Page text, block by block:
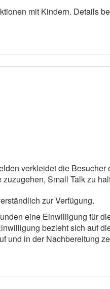
mit Kindern. Details
verkleidet die
Small Talk zu
zur Verfügung.
eine Einwilligung für
bezieht sich auf
und in der Nachbereitung
dieser Bilder /
räumlich und sachlich
des Kunden)